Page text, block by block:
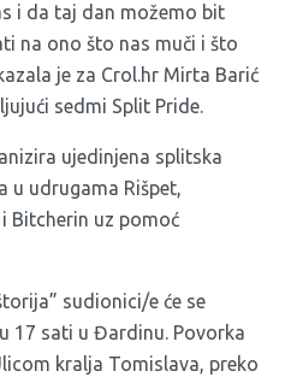
i da taj dan možemo bit
na ono što nas muči i što
je za Crol.hr Mirta Barić
sedmi Split Pride.
ujedinjena splitska
u udrugama Rišpet,
Bitcherin uz pomoć
sudionici/e će se
17 sati u Đardinu. Povorka
kralja Tomislava, preko